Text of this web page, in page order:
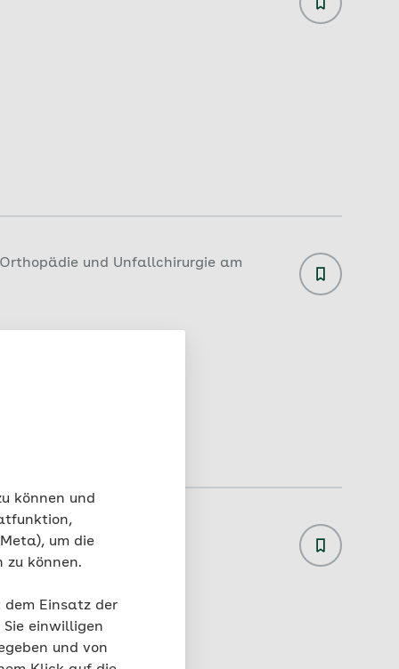
können und
um die
zu können.
Einsatz der
einwilligen
und von
und Unfallchirurgie am
Goertzen